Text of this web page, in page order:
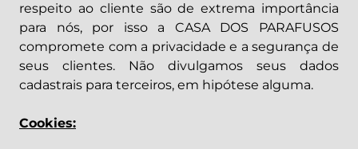
respeito ao cliente são de extrema importância
para nós, por isso a CASA DOS PARAFUSOS
compromete com a privacidade e a segurança de
seus clientes. Não divulgamos seus dados
cadastrais para terceiros, em hipótese alguma.
Cookies: